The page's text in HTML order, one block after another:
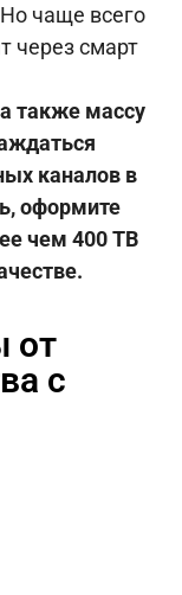
чаще всего
через смарт
также массу
каналов в
оформите
чем 400 ТВ
от
с